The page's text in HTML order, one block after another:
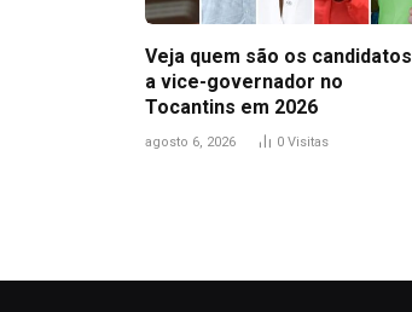
Veja quem são os candidatos
a vice-governador no
Tocantins em 2026
agosto 6, 2026 0 Visitas